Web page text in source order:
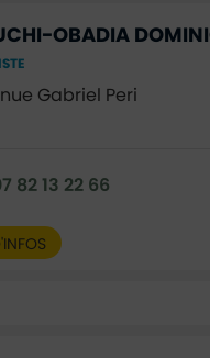
OBADIA
Gabriel Peri
82 13 22 66